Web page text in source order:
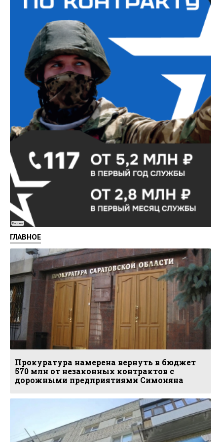
Реклама
ГЛАВНОЕ
Прокуратура намерена вернуть в бюджет
570 млн от незаконных контрактов с
дорожными предприятиями Симоняна